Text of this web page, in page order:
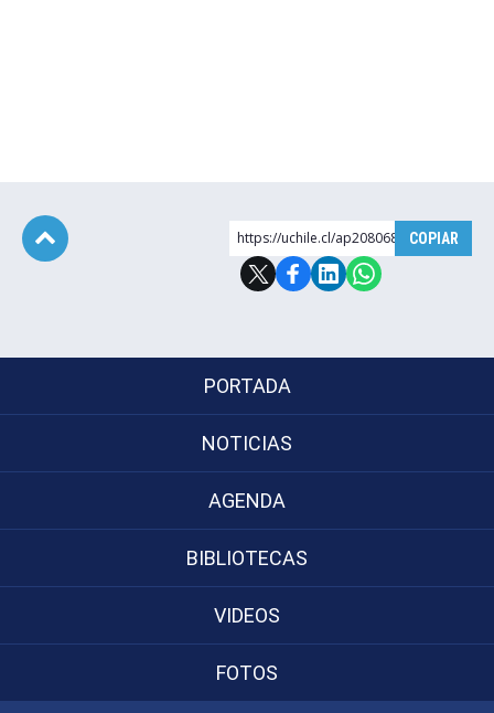
https://uchile.cl/ap208068 COPIAR
PORTADA
NOTICIAS
AGENDA
BIBLIOTECAS
VIDEOS
FOTOS